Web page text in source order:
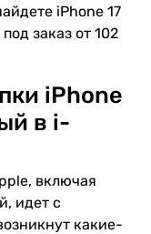
iPhone 17
заказ от 102
iPhone
в i-
включая
идет с
какие-